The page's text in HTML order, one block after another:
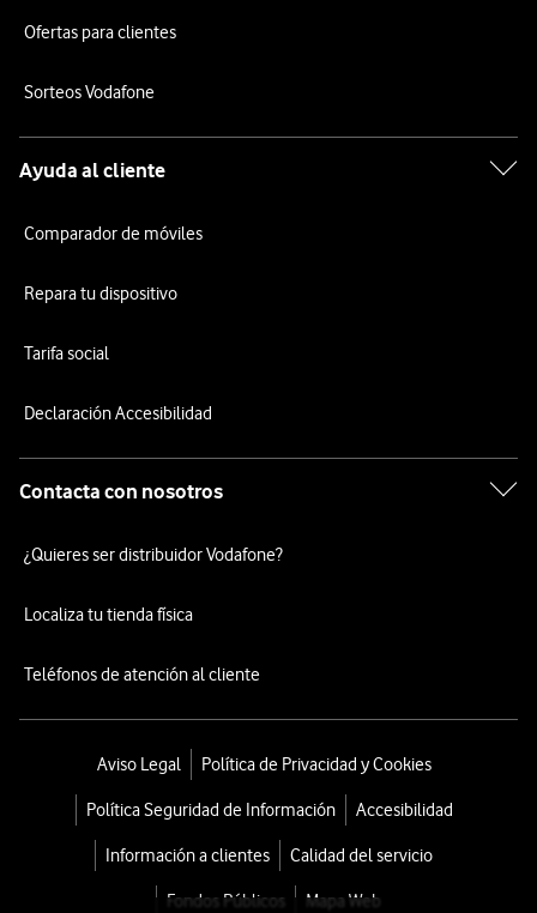
Ofertas para clientes
Sorteos Vodafone
Ayuda al cliente
Comparador de móviles
Repara tu dispositivo
Tarifa social
Declaración Accesibilidad
Contacta con nosotros
¿Quieres ser distribuidor Vodafone?
Localiza tu tienda física
Teléfonos de atención al cliente
Aviso Legal Política de Privacidad y Cookies
Política Seguridad de Información Accesibilidad
Información a clientes Calidad del servicio
Fondos Públicos Mapa Web